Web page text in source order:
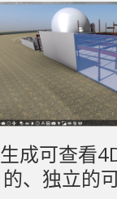
生成可查看
的、独立的